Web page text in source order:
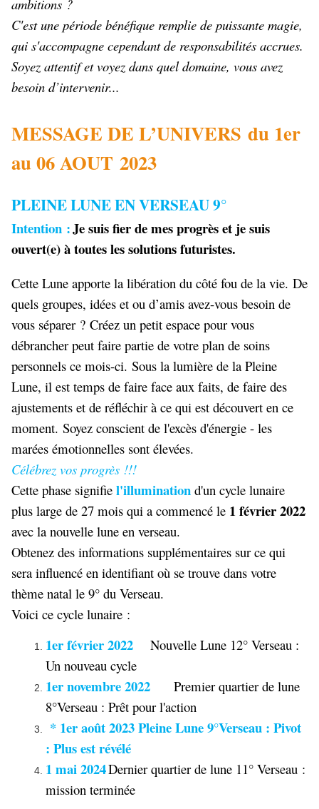
ambitions ?
C'est une période bénéfique remplie de puissante magie,
qui s'accompagne cependant de responsabilités accrues.
Soyez attentif et voyez dans quel domaine, vous avez
besoin d’intervenir...
MESSAGE DE L’UNIVERS du 1er
au 06 AOUT 2023
PLEINE LUNE EN VERSEAU 9°
Intention :Je suis fier de mes progrès et je suis
ouvert(e) à toutes les solutions futuristes.
Cette Lune apporte la libération du côté fou de la vie. De
quels groupes, idées et ou d’amis avez-vous besoin de
vous séparer ? Créez un petit espace pour vous
débrancher peut faire partie de votre plan de soins
personnels ce mois-ci. Sous la lumière de la Pleine
Lune, il est temps de faire face aux faits, de faire des
ajustements et de réfléchir à ce qui est découvert en ce
moment. Soyez conscient de l'excès d'énergie - les
marées émotionnelles sont élevées.
Célébrez vos progrès !!!
Cette phase signifie l'illumination d'un cycle lunaire
plus large de 27 mois qui a commencé le 1 février 2022
avec la nouvelle lune en verseau.
Obtenez des informations supplémentaires sur ce qui
sera influencé en identifiant où se trouve dans votre
thème natal le 9° du Verseau.
Voici ce cycle lunaire :
1er février 2022
Nouvelle Lune 12° Verseau :
Un nouveau cycle
1er novembre 2022
Premier quartier de lune
8°Verseau : Prêt pour l'action
* 1er août 2023 Pleine Lune 9°Verseau : Pivot
: Plus est révélé
1 mai 2024Dernier quartier de lune 11° Verseau :
mission terminée